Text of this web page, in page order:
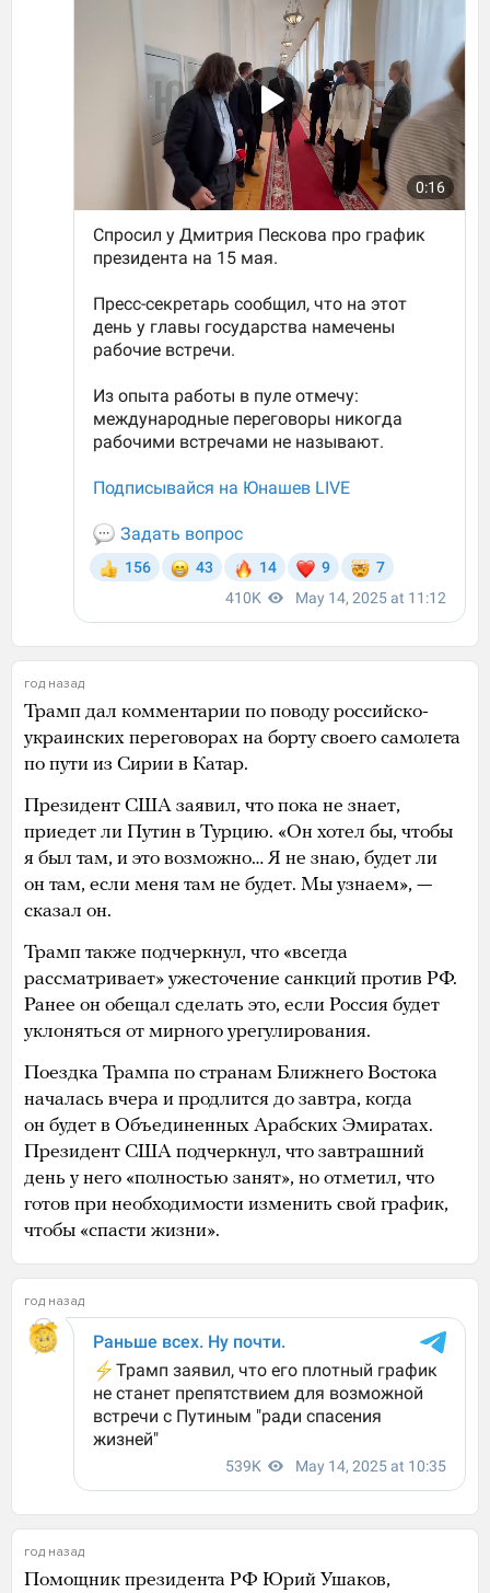
год назад
Трамп дал комментарии по поводу российско-
украинских переговорах на борту своего самолета
по пути из Сирии в Катар.
Президент США заявил, что пока не знает,
приедет ли Путин в Турцию. «Он хотел бы, чтобы
я был там, и это возможно… Я не знаю, будет ли
он там, если меня там не будет. Мы узнаем», —
сказал он.
Трамп также подчеркнул, что «всегда
рассматривает» ужесточение санкций против РФ.
Ранее он обещал сделать это, если Россия будет
уклоняться от мирного урегулирования.
Поездка Трампа по странам Ближнего Востока
началась вчера и продлится до завтра, когда
он будет в Объединенных Арабских Эмиратах.
Президент США подчеркнул, что завтрашний
день у него «полностью занят», но отметил, что
готов при необходимости изменить свой график,
чтобы «спасти жизни».
год назад
год назад
Помощник президента РФ Юрий Ушаков,